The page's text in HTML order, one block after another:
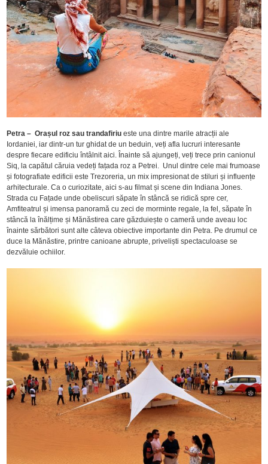
Petra – Orașul roz sau trandafiriueste una dintre marile atracții ale
Iordaniei, iar dintr-un tur ghidat de un beduin, veți afla lucruri interesante
despre fiecare edificiu întâlnit aici. Înainte să ajungeți, veți trece prin canionul
Siq, la capătul căruia vedeți fațada roz a Petrei. Unul dintre cele mai frumoase
și fotografiate edificii este Trezoreria, un mix impresionat de stiluri și influențe
arhitecturale. Ca o curiozitate, aici s-au filmat și scene din Indiana Jones.
Strada cu Fațade unde obeliscuri săpate în stâncă se ridică spre cer,
Amfiteatrul și imensa panoramă cu zeci de morminte regale, la fel, săpate în
stâncă la înălțime și Mănăstirea care găzduiește o cameră unde aveau loc
înainte sărbători sunt alte câteva obiective importante din Petra. Pe drumul ce
duce la Mănăstire, printre canioane abrupte, priveliști spectaculoase se
dezvăluie ochiilor.